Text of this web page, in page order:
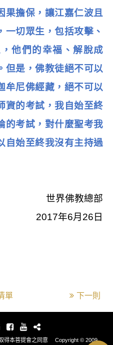
果擔保，讓江嘉仁波且
一切眾生，包括攻擊、
他們的幸福、解脫成
但是，佛教徒絕不可以
牟尼佛經藏，絕不可以
資的考試，我自始至終
的考試，對什麼聖考我
自始至終我沒有主持過
世界佛教總部
2017年6月 26 日
單 下一則
得本菩提會之同意 Copyright © 2009